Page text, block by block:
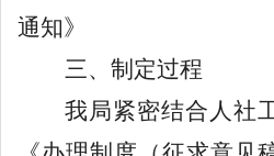
通知》
三、制定过程
我局紧密结合人社